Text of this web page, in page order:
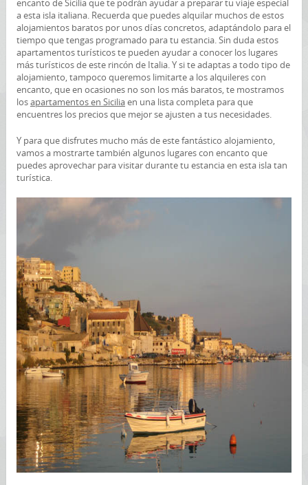
encanto de Sicilia que te podrán ayudar a preparar tu viaje especial
a esta isla italiana. Recuerda que puedes alquilar muchos de estos
alojamientos baratos por unos días concretos, adaptándolo para el
tiempo que tengas programado para tu estancia. Sin duda estos
apartamentos turísticos te pueden ayudar a conocer los lugares
más turísticos de este rincón de Italia. Y si te adaptas a todo tipo de
alojamiento, tampoco queremos limitarte a los alquileres con
encanto, que en ocasiones no son los más baratos, te mostramos
losapartamentos en Siciliaen una lista completa para que
encuentres los precios que mejor se ajusten a tus necesidades.
Y para que disfrutes mucho más de este fantástico alojamiento,
vamos a mostrarte también algunos lugares con encanto que
puedes aprovechar para visitar durante tu estancia en esta isla tan
turística.